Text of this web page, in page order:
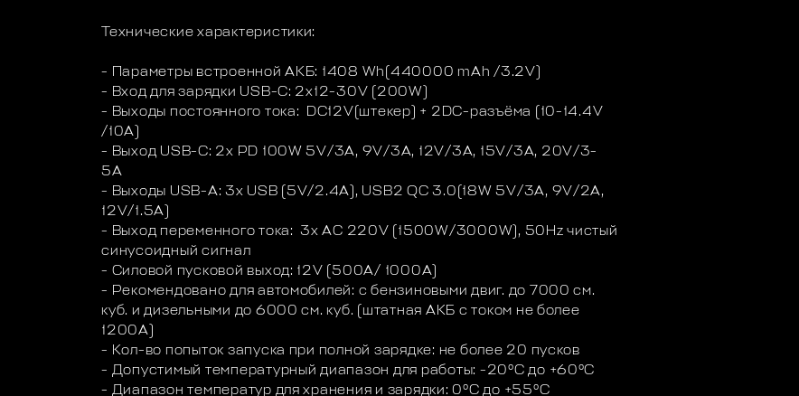
Технические характеристики:
- Параметры встроенной АКБ: 1408 Wh(440000 mAh /3.2V)
- Вход для зарядки USB-C: 2x12-30V (200W)
- Выходы постоянного тока: DC12V(штекер) + 2DС-разъёма (10-14.4V
/10A)
- Выход USB-С: 2x PD 100W 5V/3A, 9V/3A, 12V/3A, 15V/3A, 20V/3-
5A
- Выходы USB-A: 3x USB (5V/2.4A), USB2 QC 3.0(18W 5V/3А, 9V/2A,
12V/1.5A)
- Выход переменного тока: 3x AC 220V (1500W/3000W), 50Hz чистый
синусоидный сигнал
- Cиловой пусковой выход: 12V (500A/ 1000A)
- Рекомендовано для автомобилей: с бензиновыми двиг. до 7000 см.
куб. и дизельными до 6000 см. куб. (штатная АКБ с током не более
1200A)
- Кол-во попыток запуска при полной зарядке: не более 20 пусков
- Допустимый температурный диапазон для работы: -20ºС до +60ºС
- Диапазон температур для хранения и зарядки: 0ºС до +55ºС